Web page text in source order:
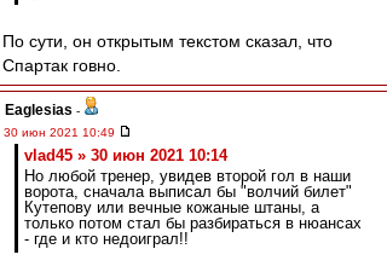
По сути, он открытым текстом сказал, что
Спартак говно.
Eaglesias -
30 июн 2021 10:49
vlad45 » 30 июн 2021 10:14
Но любой тренер, увидев второй гол в наши
ворота, сначала выписал бы "волчий билет"
Кутепову или вечные кожаные штаны, а
только потом стал бы разбираться в нюансах
- где и кто недоиграл!!